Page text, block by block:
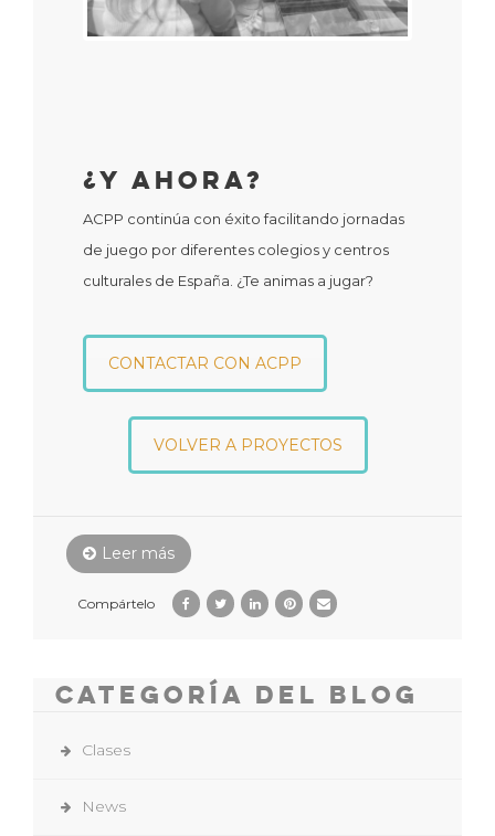
¿Y Ahora?
ACPP continúa con éxito facilitando jornadas
de juego por diferentes colegios y centros
culturales de España. ¿Te animas a jugar?
CONTACTAR CON ACPP
VOLVER A PROYECTOS
Leer más
Compártelo
Categoría del Blog
Clases
News